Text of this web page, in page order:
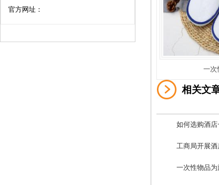
官方网址：
一次
相关文
如何选购酒
工商局开展
一次性物品